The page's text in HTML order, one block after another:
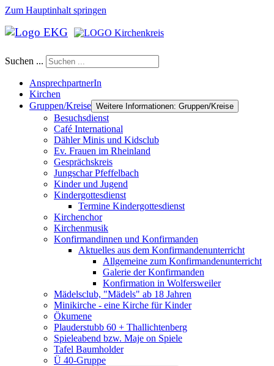
Zum Hauptinhalt springen
Suchen ...
AnsprechpartnerIn
Kirchen
Gruppen/Kreise Weitere Informationen: Gruppen/Kreise
Besuchsdienst
Café International
Dähler Minis und Kidsclub
Ev. Frauen im Rheinland
Gesprächskreis
Jungschar Pfeffelbach
Kinder und Jugend
Kindergottesdienst
Termine Kindergottesdienst
Kirchenchor
Kirchenmusik
Konfirmandinnen und Konfirmanden
Aktuelles aus dem Konfirmandenunterricht
Allgemeine zum Konfirmandenunterricht
Galerie der Konfirmanden
Konfirmation in Wolfersweiler
Mädelsclub, "Mädels" ab 18 Jahren
Minikirche - eine Kirche für Kinder
Ökumene
Plauderstubb 60 + Thallichtenberg
Spieleabend bzw. Maje on Spiele
Tafel Baumholder
Ü 40-Gruppe